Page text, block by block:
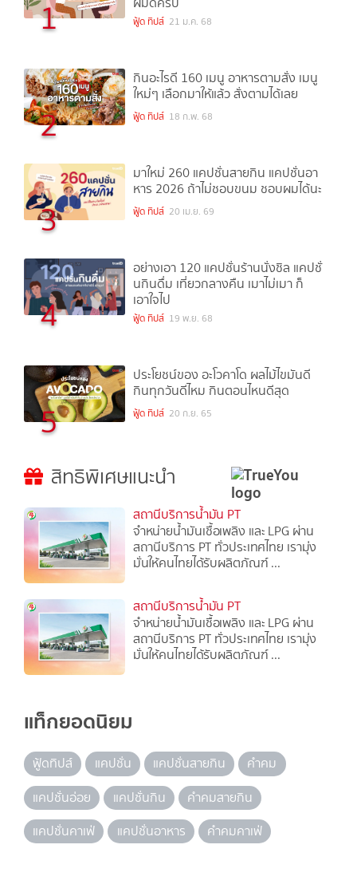
1 ฟู้ด ทิปส์ 21 ม.ค. 68
2
กินอะไรดี 160 เมนู อาหารตามสั่ง เมนู
ใหม่ๆ เลือกมาให้แล้ว สั่งตามได้เลย
ฟู้ด ทิปส์ 18 ก.พ. 68
3
มาใหม่ 260 แคปชั่นสายกิน แคปชั่นอา
หาร 2026 ถ้าไม่ชอบขนม ชอบผมได้นะ
ฟู้ด ทิปส์ 20 เม.ย. 69
4
อย่างเอา 120 แคปชั่นร้านนั่งชิล แคปชั่
นกินดื่ม เที่ยวกลางคืน เมาไม่เมา ก็
เอาใจไป
ฟู้ด ทิปส์ 19 พ.ย. 68
5
ประโยชน์ของ อะโวคาโด ผลไม้ไขมันดี
กินทุกวันดีไหม กินตอนไหนดีสุด
ฟู้ด ทิปส์ 20 ก.ย. 65
สิทธิพิเศษแนะนำ
สถานีบริการน้ำมัน PT
จำหน่ายน้ำมันเชื้อเพลิง และ LPG ผ่าน
สถานีบริการ PT ทั่วประเทศไทย เรามุ่ง
มั่นให้คนไทยได้รับผลิตภัณฑ์ ...
สถานีบริการน้ำมัน PT
จำหน่ายน้ำมันเชื้อเพลิง และ LPG ผ่าน
สถานีบริการ PT ทั่วประเทศไทย เรามุ่ง
มั่นให้คนไทยได้รับผลิตภัณฑ์ ...
แท็กยอดนิยม
ฟู้ดทิปส์ แคปชั่น แคปชั่นสายกิน
คำคม
แคปชั่นอ่อย
แคปชั่นกิน
คำคมสายกิน
แคปชั่นคาเฟ่
แคปชั่นอาหาร คำคมคาเฟ่